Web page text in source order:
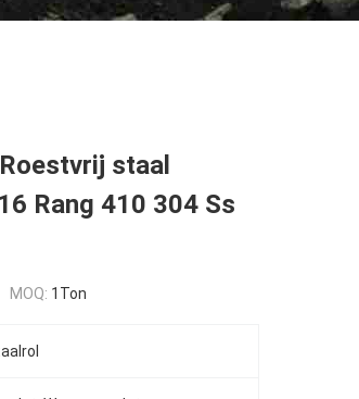
staal
Rang 410 304 Ss
MOQ: 1Ton